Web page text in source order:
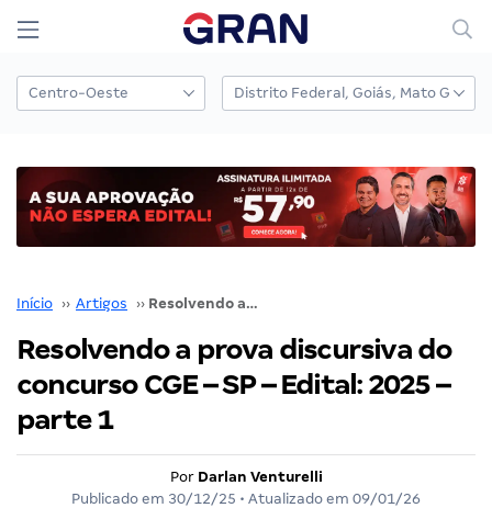
Início ›› Artigos ›› Resolvendo a prova discursiva do concurso CGE – SP – Edital: 2025 – parte 1
Resolvendo a prova discursiva do
concurso CGE – SP – Edital: 2025 –
parte 1
Por Darlan Venturelli
Publicado em 30/12/25 • Atualizado em 09/01/26